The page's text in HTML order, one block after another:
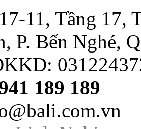
11, Tầng 17,
P. Bến Nghé,
189 189